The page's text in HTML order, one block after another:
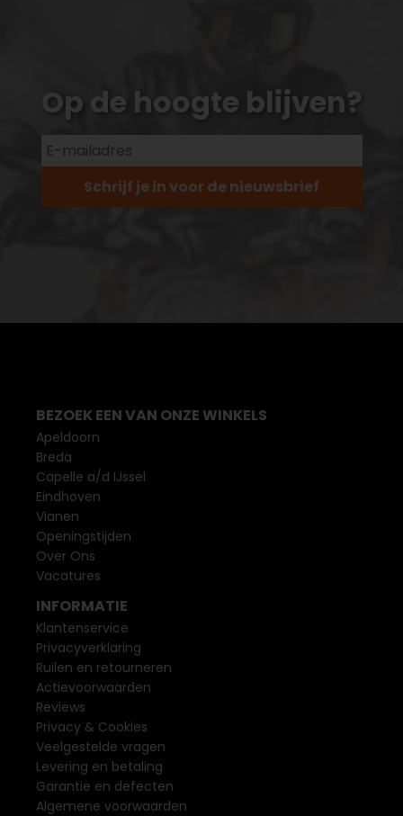
Op de hoogte blijven?
Schrijf je in voor de nieuwsbrief
BEZOEK EEN VAN ONZE WINKELS
Apeldoorn
Breda
Capelle a/d IJssel
Eindhoven
Vianen
Openingstijden
Over Ons
Vacatures
INFORMATIE
Klantenservice
Privacyverklaring
Ruilen en retourneren
Actievoorwaarden
Reviews
Privacy & Cookies
Veelgestelde vragen
Levering en betaling
Garantie en defecten
Algemene voorwaarden